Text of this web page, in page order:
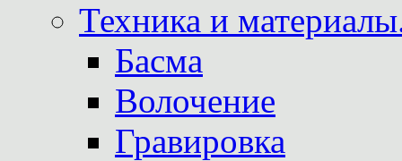
Техника и
Басма
Волочение
Гравировка